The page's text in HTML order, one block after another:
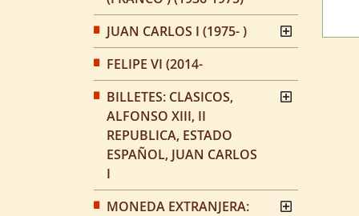
JUAN CARLOS I (1975- )
FELIPE VI (2014-
BILLETES: CLASICOS,
ALFONSO XIII, II
REPUBLICA, ESTADO
ESPAÑOL, JUAN CARLOS
I
MONEDA EXTRANJERA: